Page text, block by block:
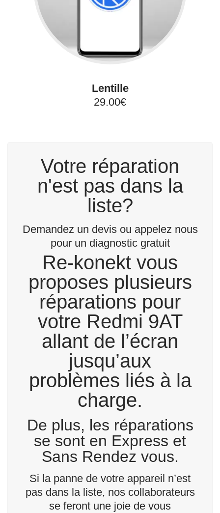
Lentille
29.00€
Votre réparation
n'est pas dans la
liste?
Demandez un devis ou appelez nous
pour un diagnostic gratuit
Re-konekt vous
proposes plusieurs
réparations pour
votre Redmi 9AT
allant de l’écran
jusqu’aux
problèmes liés à la
charge.
De plus, les réparations
se sont en Express et
Sans Rendez vous.
Si la panne de votre appareil n’est
pas dans la liste, nos collaborateurs
se feront une joie de vous